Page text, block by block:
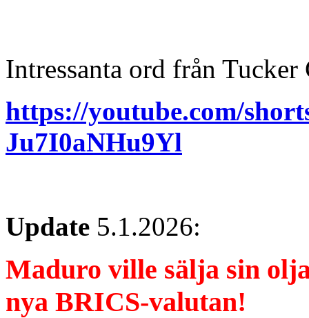
Intressanta ord från
https://youtube.com/
Ju7I0aNHu9Yl
Update 5.1.2026:
Maduro ville sälja sin
nya BRICS-valutan!